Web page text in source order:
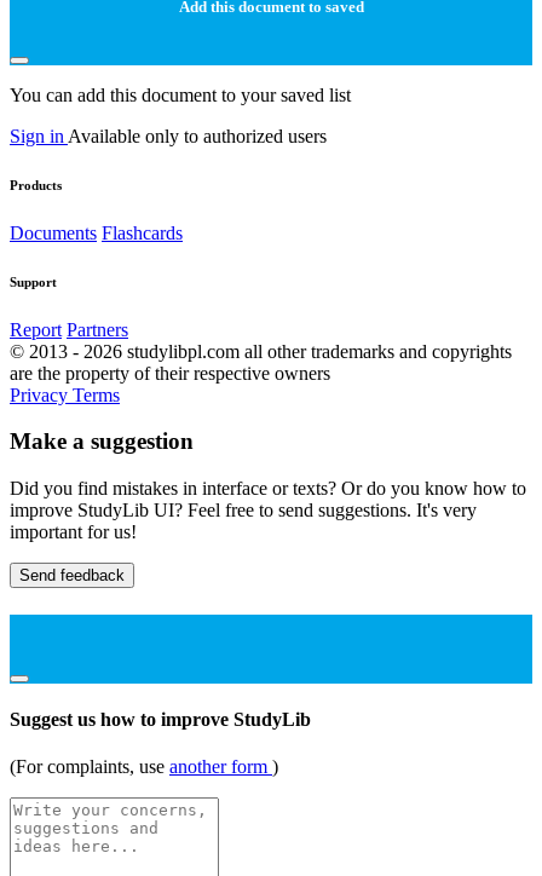
Add this document to saved
You can add this document to your saved list
Sign in Available only to authorized users
Products
Documents Flashcards
Support
Report Partners
© 2013 - 2026 studylibpl.com all other trademarks and copyrights
are the property of their respective owners
Privacy Terms
Make a suggestion
Did you find mistakes in interface or texts? Or do you know how to
improve StudyLib UI? Feel free to send suggestions. It's very
important for us!
Send feedback
Suggest us how to improve StudyLib
(For complaints, use another form )